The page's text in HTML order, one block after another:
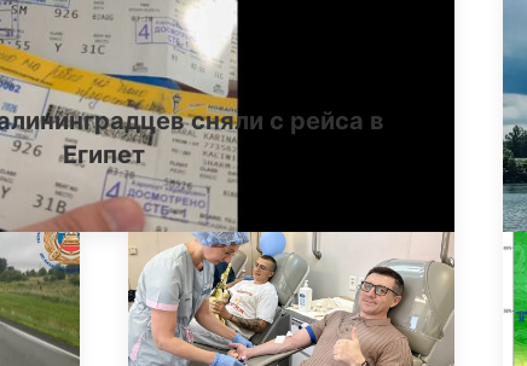
сняли с рейса в
Египет